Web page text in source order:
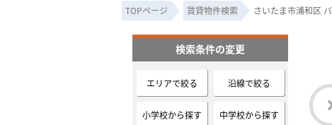
所沢賃貸TOP 物件検索フォーム
賃貸管理業務 土地・空き家活用
入居者様用ページTOP 入居中のマナー
売買物件一覧 購入時の諸費用
無料売却査定 仲介手数料について
必要な書類 売却の流れ 高
会社概要 スタッフ紹介
ご来店予約 お住まいの解約手続き
TOPページ 賃貸物件検索 さいたま市浦和区
検索条件の変更
エリアで絞る 沿線で絞る
小学校から探す 中学校から探す